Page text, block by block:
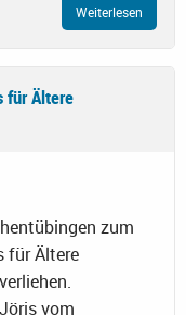
Weiterlesen
für Ältere
zum
für Ältere
vom